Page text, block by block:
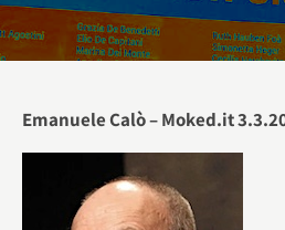
Emanuele Calò – Moked.it